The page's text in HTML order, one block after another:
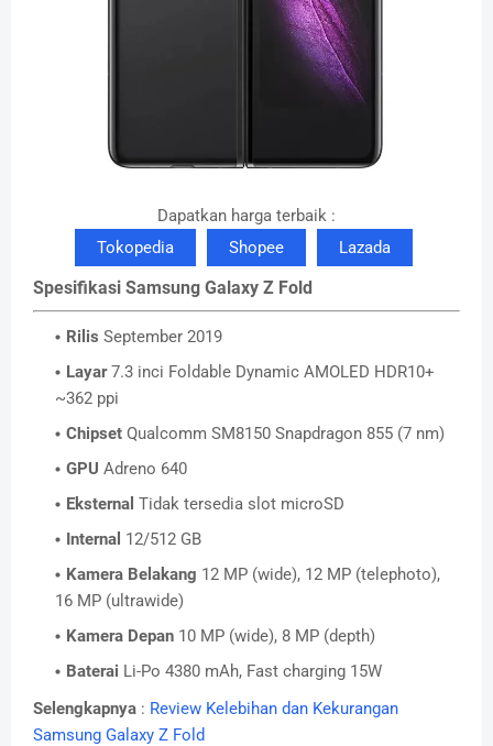
Dapatkan harga terbaik :
Tokopedia
Shopee Lazada
Spesifikasi Samsung Galaxy Z Fold
Rilis September 2019
Layar7.3 inci Foldable Dynamic AMOLED HDR10+
~362 ppi
Chipset Qualcomm SM8150 Snapdragon 855 (7 nm)
GPU Adreno 640
Eksternal Tidak tersedia slot microSD
Internal 12/512 GB
Kamera Belakang 12 MP (wide), 12 MP (telephoto),
16 MP (ultrawide)
Kamera Depan 10 MP (wide), 8 MP (depth)
Baterai Li-Po 4380 mAh, Fast charging 15W
Selengkapnya : Review Kelebihan dan Kekurangan
Samsung Galaxy Z Fold